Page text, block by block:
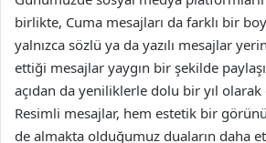
birlikte, Cuma mesajları da farklı bir
yalnızca sözlü ya da yazılı mesajlar
ettiği mesajlar yaygın bir şekilde
açıdan da yeniliklerle dolu bir yıl olarak
Resimli mesajlar, hem estetik bir
de almakta olduğumuz duaların daha